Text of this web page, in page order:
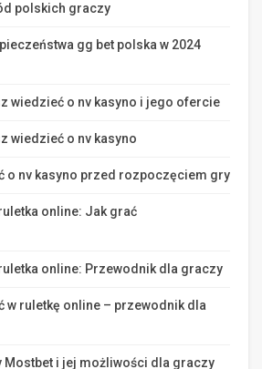
polskich graczy
gg bet polska w 2024
wiedzieć o nv kasyno i jego ofercie
wiedzieć o nv kasyno
o nv kasyno przed rozpoczęciem gry
online: Jak grać
online: Przewodnik dla graczy
w ruletkę online – przewodnik dla
i jej możliwości dla graczy